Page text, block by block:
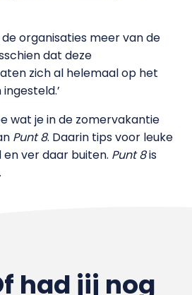
organisaties meer van de
dat deze
zich al helemaal op het
wat je in de zomervakantie
Punt 8. Daarin tips voor leuke
en ver daar buiten. Punt 8is
had jij nog